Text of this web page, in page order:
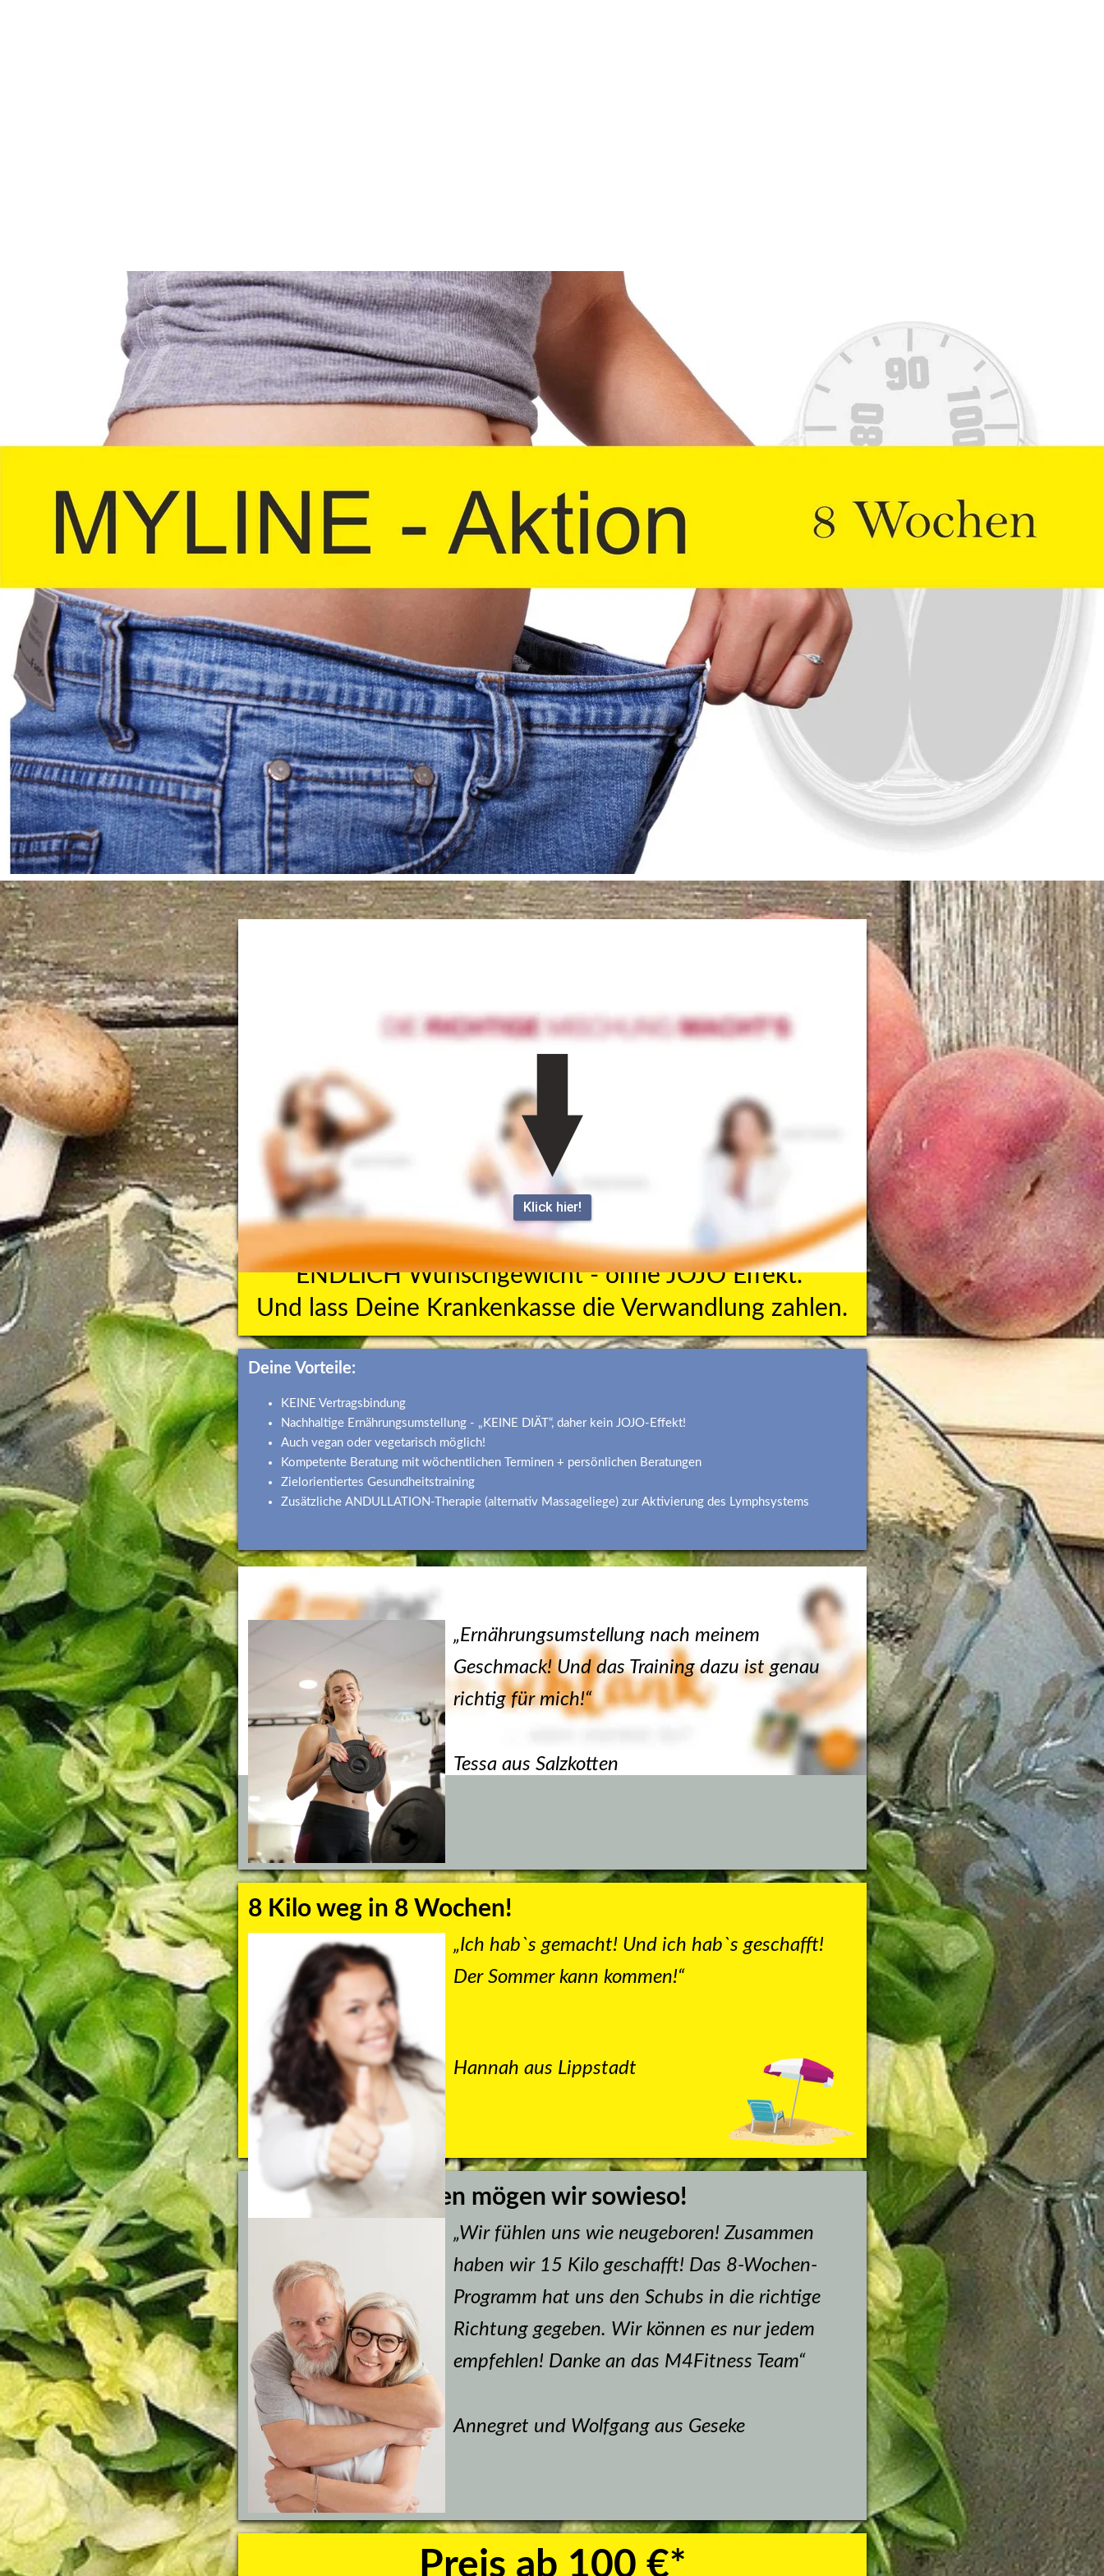
Warum so günstig?
Klick hier!
ENDLICH Wunschgewicht - ohne JOJO Effekt.
Und lass Deine Krankenkasse die Verwandlung zahlen.
Deine Vorteile:
KEINE Vertragsbindung
Nachhaltige Ernährungsumstellung - „KEINE DIÄT“, daher kein JOJO-Effekt!
Auch vegan oder vegetarisch möglich!
Kompetente Beratung mit wöchentlichen Terminen + persönlichen Beratungen
Zielorientiertes Gesundheitstraining
Zusätzliche ANDULLATION-Therapie (alternativ Massageliege) zur Aktivierung des Lymphsystems
Vegan? Kein Problem!
„Ernährungsumstellung nach meinem
Geschmack! Und das Training dazu ist genau
richtig für mich!“
Tessa aus Salzkotten
8 Kilo weg in 8 Wochen!
„Ich hab`s gemacht! Und ich hab`s geschafft!
Der Sommer kann kommen!“
Hannah aus Lippstadt
Gemeinsam Kochen mögen wir sowieso!
„Wir fühlen uns wie neugeboren! Zusammen
haben wir 15 Kilo geschafft! Das 8-Wochen-
Programm hat uns den Schubs in die richtige
Richtung gegeben. Wir können es nur jedem
empfehlen! Danke an das M4Fitness Team“
Annegret und Wolfgang aus Geseke
Preis ab 100 €*